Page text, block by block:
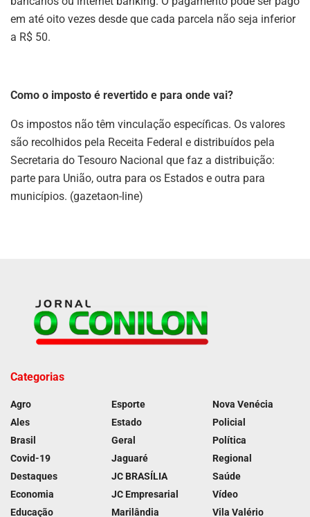
em até oito vezes desde que cada parcela não seja inferior
a R$ 50.
Como o imposto é revertido e para onde vai?
Os impostos não têm vinculação específicas. Os valores
são recolhidos pela Receita Federal e distribuídos pela
Secretaria do Tesouro Nacional que faz a distribuição:
parte para União, outra para os Estados e outra para
municípios. (gazetaon-line)
Categorias
Agro
Ales
Brasil
Covid-19
Destaques
Economia
Educação
Esporte
Estado
Geral
Jaguaré
JC BRASÍLIA
JC Empresarial
Marilândia
Nova Venécia
Policial
Política
Regional
Saúde
Vídeo
Vila Valério